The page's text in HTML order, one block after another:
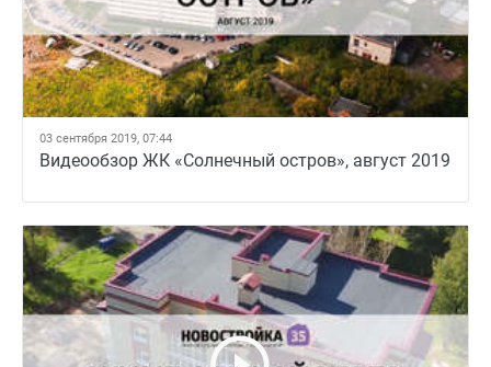
03 сентября 2019, 07:44
Видеообзор ЖК «Солнечный остров», август 2019